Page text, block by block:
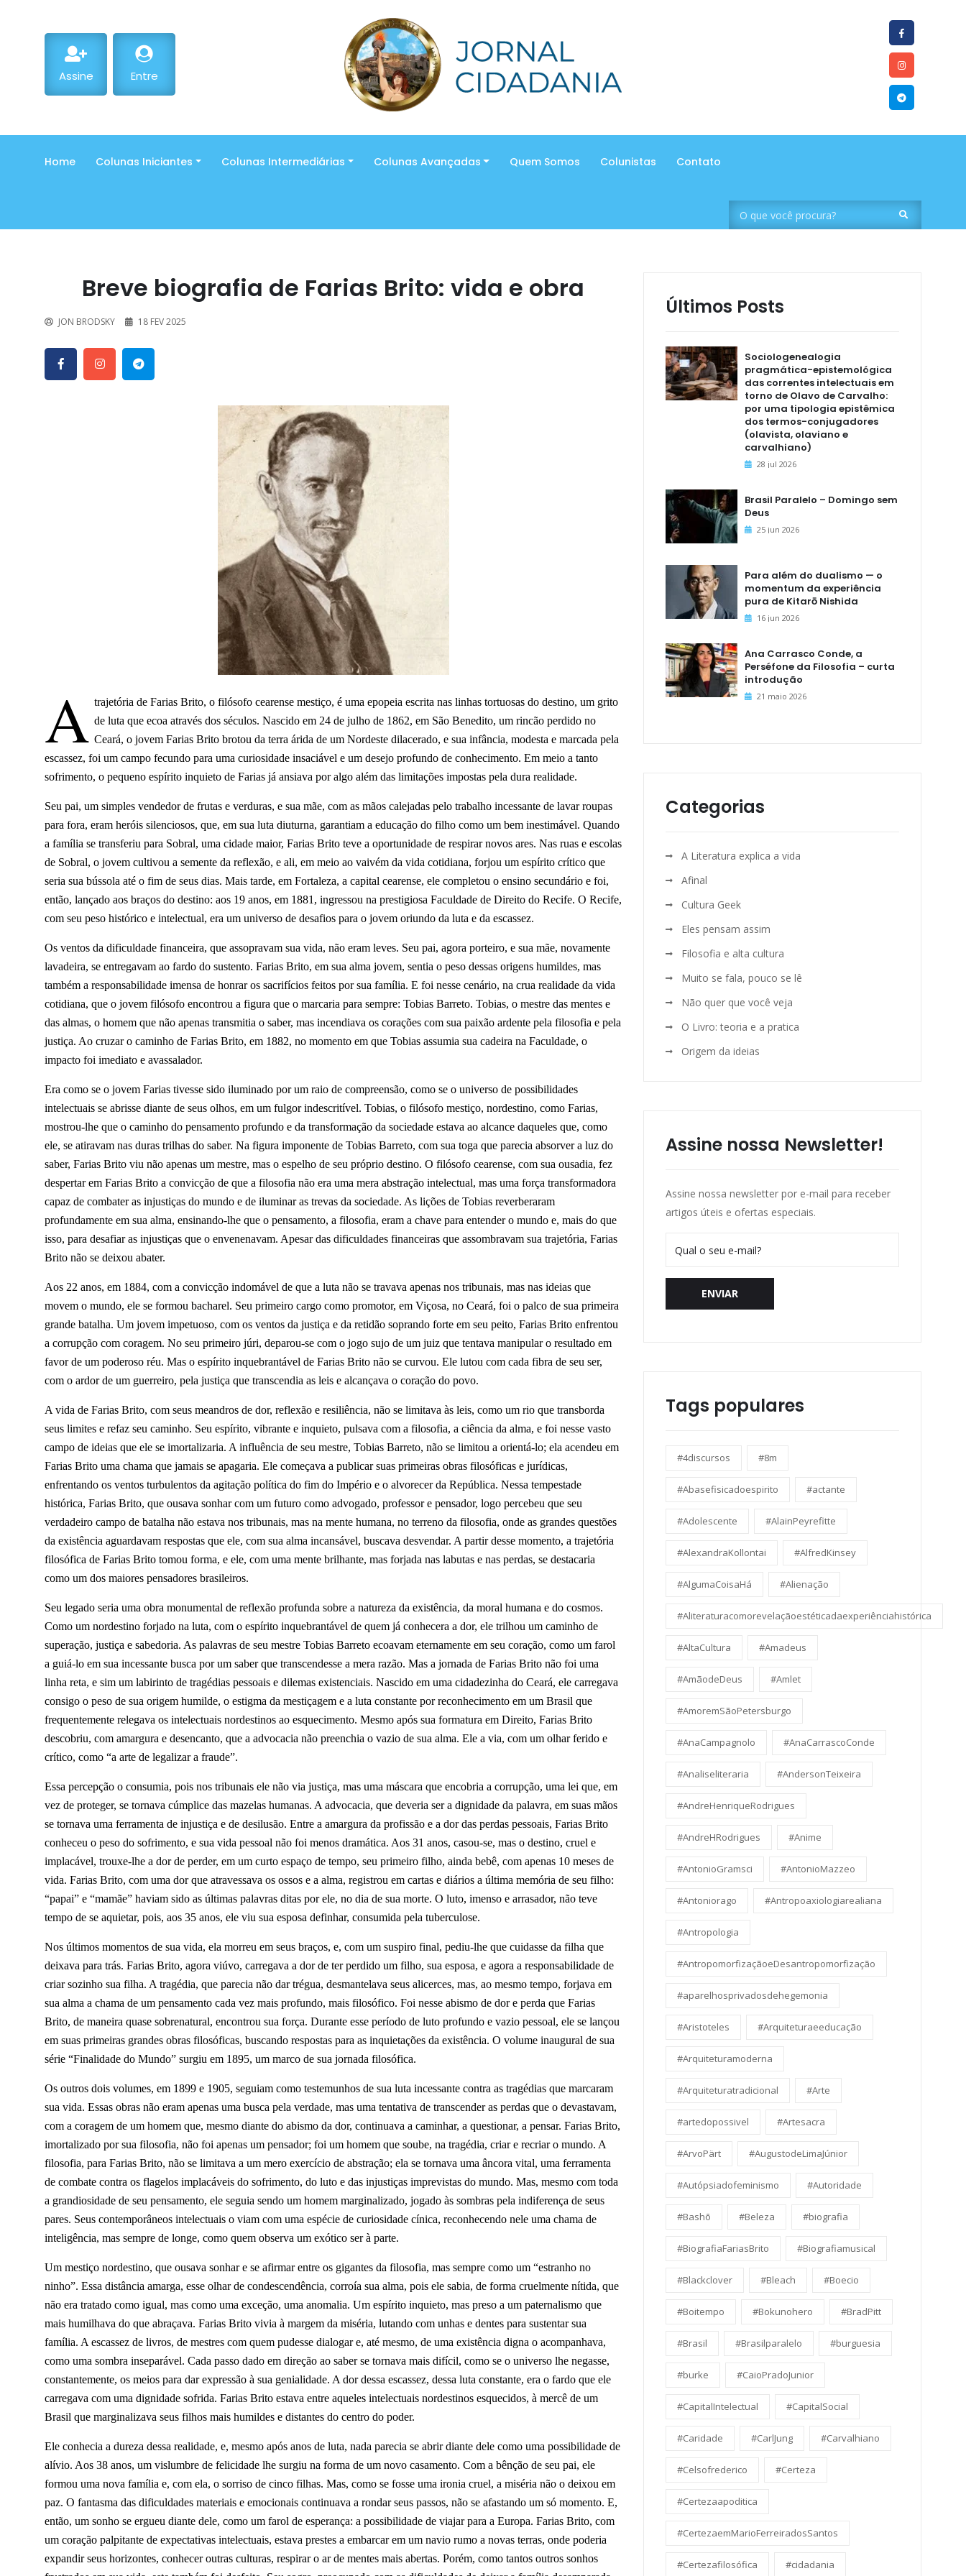
Assine Entre
Home Colunas Iniciantes Colunas Intermediárias Colunas Avançadas Quem Somos Colunistas Contato
Breve biografia de Farias Brito: vida e obra
JON BRODSKY 18 FEV 2025
A trajetória de Farias Brito, o filósofo cearense mestiço, é uma epopeia escrita nas linhas tortuosas do destino, um grito
de luta que ecoa através dos séculos. Nascido em 24 de julho de 1862, em São Benedito, um rincão perdido no
Ceará, o jovem Farias Brito brotou da terra árida de um Nordeste dilacerado, e sua infância, modesta e marcada pela
escassez, foi um campo fecundo para uma curiosidade insaciável e um desejo profundo de conhecimento. Em meio a tanto
sofrimento, o pequeno espírito inquieto de Farias já ansiava por algo além das limitações impostas pela dura realidade.
Seu pai, um simples vendedor de frutas e verduras, e sua mãe, com as mãos calejadas pelo trabalho incessante de lavar roupas
para fora, eram heróis silenciosos, que, em sua luta diuturna, garantiam a educação do filho como um bem inestimável. Quando
a família se transferiu para Sobral, uma cidade maior, Farias Brito teve a oportunidade de respirar novos ares. Nas ruas e escolas
de Sobral, o jovem cultivou a semente da reflexão, e ali, em meio ao vaivém da vida cotidiana, forjou um espírito crítico que
seria sua bússola até o fim de seus dias. Mais tarde, em Fortaleza, a capital cearense, ele completou o ensino secundário e foi,
então, lançado aos braços do destino: aos 19 anos, em 1881, ingressou na prestigiosa Faculdade de Direito do Recife. O Recife,
com seu peso histórico e intelectual, era um universo de desafios para o jovem oriundo da luta e da escassez.
Os ventos da dificuldade financeira, que assopravam sua vida, não eram leves. Seu pai, agora porteiro, e sua mãe, novamente
lavadeira, se entregavam ao fardo do sustento. Farias Brito, em sua alma jovem, sentia o peso dessas origens humildes, mas
também a responsabilidade imensa de honrar os sacrifícios feitos por sua família. E foi nesse cenário, na crua realidade da vida
cotidiana, que o jovem filósofo encontrou a figura que o marcaria para sempre: Tobias Barreto. Tobias, o mestre das mentes e
das almas, o homem que não apenas transmitia o saber, mas incendiava os corações com sua paixão ardente pela filosofia e pela
justiça. Ao cruzar o caminho de Farias Brito, em 1882, no momento em que Tobias assumia sua cadeira na Faculdade, o
impacto foi imediato e avassalador.
Era como se o jovem Farias tivesse sido iluminado por um raio de compreensão, como se o universo de possibilidades
intelectuais se abrisse diante de seus olhos, em um fulgor indescritível. Tobias, o filósofo mestiço, nordestino, como Farias,
mostrou-lhe que o caminho do pensamento profundo e da transformação da sociedade estava ao alcance daqueles que, como
ele, se atiravam nas duras trilhas do saber. Na figura imponente de Tobias Barreto, com sua toga que parecia absorver a luz do
saber, Farias Brito viu não apenas um mestre, mas o espelho de seu próprio destino. O filósofo cearense, com sua ousadia, fez
despertar em Farias Brito a convicção de que a filosofia não era uma mera abstração intelectual, mas uma força transformadora
capaz de combater as injustiças do mundo e de iluminar as trevas da sociedade. As lições de Tobias reverberaram
profundamente em sua alma, ensinando-lhe que o pensamento, a filosofia, eram a chave para entender o mundo e, mais do que
isso, para desafiar as injustiças que o envenenavam. Apesar das dificuldades financeiras que assombravam sua trajetória, Farias
Brito não se deixou abater.
Aos 22 anos, em 1884, com a convicção indomável de que a luta não se travava apenas nos tribunais, mas nas ideias que
movem o mundo, ele se formou bacharel. Seu primeiro cargo como promotor, em Viçosa, no Ceará, foi o palco de sua primeira
grande batalha. Um jovem impetuoso, com os ventos da justiça e da retidão soprando forte em seu peito, Farias Brito enfrentou
a corrupção com coragem. No seu primeiro júri, deparou-se com o jogo sujo de um juiz que tentava manipular o resultado em
favor de um poderoso réu. Mas o espírito inquebrantável de Farias Brito não se curvou. Ele lutou com cada fibra de seu ser,
com o ardor de um guerreiro, pela justiça que transcendia as leis e alcançava o coração do povo.
A vida de Farias Brito, com seus meandros de dor, reflexão e resiliência, não se limitava às leis, como um rio que transborda
seus limites e refaz seu caminho. Seu espírito, vibrante e inquieto, pulsava com a filosofia, a ciência da alma, e foi nesse vasto
campo de ideias que ele se imortalizaria. A influência de seu mestre, Tobias Barreto, não se limitou a orientá-lo; ela acendeu em
Farias Brito uma chama que jamais se apagaria. Ele começava a publicar suas primeiras obras filosóficas e jurídicas,
enfrentando os ventos turbulentos da agitação política do fim do Império e o alvorecer da República. Nessa tempestade
histórica, Farias Brito, que ousava sonhar com um futuro como advogado, professor e pensador, logo percebeu que seu
verdadeiro campo de batalha não estava nos tribunais, mas na mente humana, no terreno da filosofia, onde as grandes questões
da existência aguardavam respostas que ele, com sua alma incansável, buscava desvendar. A partir desse momento, a trajetória
filosófica de Farias Brito tomou forma, e ele, com uma mente brilhante, mas forjada nas labutas e nas perdas, se destacaria
como um dos maiores pensadores brasileiros.
Seu legado seria uma obra monumental de reflexão profunda sobre a natureza da existência, da moral humana e do cosmos.
Como um nordestino forjado na luta, com o espírito inquebrantável de quem já conhecera a dor, ele trilhou um caminho de
superação, justiça e sabedoria. As palavras de seu mestre Tobias Barreto ecoavam eternamente em seu coração, como um farol
a guiá-lo em sua incessante busca por um saber que transcendesse a mera razão. Mas a jornada de Farias Brito não foi uma
linha reta, e sim um labirinto de tragédias pessoais e dilemas existenciais. Nascido em uma cidadezinha do Ceará, ele carregava
consigo o peso de sua origem humilde, o estigma da mestiçagem e a luta constante por reconhecimento em um Brasil que
frequentemente relegava os intelectuais nordestinos ao esquecimento. Mesmo após sua formatura em Direito, Farias Brito
descobriu, com amargura e desencanto, que a advocacia não preenchia o vazio de sua alma. Ele a via, com um olhar ferido e
crítico, como “a arte de legalizar a fraude”.
Essa percepção o consumia, pois nos tribunais ele não via justiça, mas uma máscara que encobria a corrupção, uma lei que, em
vez de proteger, se tornava cúmplice das mazelas humanas. A advocacia, que deveria ser a dignidade da palavra, em suas mãos
se tornava uma ferramenta de injustiça e de desilusão. Entre a amargura da profissão e a dor das perdas pessoais, Farias Brito
conheceu o peso do sofrimento, e sua vida pessoal não foi menos dramática. Aos 31 anos, casou-se, mas o destino, cruel e
implacável, trouxe-lhe a dor de perder, em um curto espaço de tempo, seu primeiro filho, ainda bebê, com apenas 10 meses de
vida. Farias Brito, com uma dor que atravessava os ossos e a alma, registrou em cartas e diários a última memória de seu filho:
“papai” e “mamãe” haviam sido as últimas palavras ditas por ele, no dia de sua morte. O luto, imenso e arrasador, não teve
tempo de se aquietar, pois, aos 35 anos, ele viu sua esposa definhar, consumida pela tuberculose.
Nos últimos momentos de sua vida, ela morreu em seus braços, e, com um suspiro final, pediu-lhe que cuidasse da filha que
deixava para trás. Farias Brito, agora viúvo, carregava a dor de ter perdido um filho, sua esposa, e agora a responsabilidade de
criar sozinho sua filha. A tragédia, que parecia não dar trégua, desmantelava seus alicerces, mas, ao mesmo tempo, forjava em
sua alma a chama de um pensamento cada vez mais profundo, mais filosófico. Foi nesse abismo de dor e perda que Farias
Brito, de maneira quase sobrenatural, encontrou sua força. Durante esse período de luto profundo e vazio pessoal, ele se lançou
em suas primeiras grandes obras filosóficas, buscando respostas para as inquietações da existência. O volume inaugural de sua
série “Finalidade do Mundo” surgiu em 1895, um marco de sua jornada filosófica.
Os outros dois volumes, em 1899 e 1905, seguiam como testemunhos de sua luta incessante contra as tragédias que marcaram
sua vida. Essas obras não eram apenas uma busca pela verdade, mas uma tentativa de transcender as perdas que o devastavam,
com a coragem de um homem que, mesmo diante do abismo da dor, continuava a caminhar, a questionar, a pensar. Farias Brito,
imortalizado por sua filosofia, não foi apenas um pensador; foi um homem que soube, na tragédia, criar e recriar o mundo. A
filosofia, para Farias Brito, não se limitava a um mero exercício de abstração; ela se tornava uma âncora vital, uma ferramenta
de combate contra os flagelos implacáveis do sofrimento, do luto e das injustiças imprevistas do mundo. Mas, mesmo com toda
a grandiosidade de seu pensamento, ele seguia sendo um homem marginalizado, jogado às sombras pela indiferença de seus
pares. Seus contemporâneos intelectuais o viam com uma espécie de curiosidade cínica, reconhecendo nele uma chama de
inteligência, mas sempre de longe, como quem observa um exótico ser à parte.
Um mestiço nordestino, que ousava sonhar e se afirmar entre os gigantes da filosofia, mas sempre como um “estranho no
ninho”. Essa distância amarga, esse olhar de condescendência, corroía sua alma, pois ele sabia, de forma cruelmente nítida, que
não era tratado como igual, mas como uma exceção, uma anomalia. Um espírito inquieto, mas preso a um paternalismo que
mais humilhava do que abraçava. Farias Brito vivia à margem da miséria, lutando com unhas e dentes para sustentar sua
família. A escassez de livros, de mestres com quem pudesse dialogar e, até mesmo, de uma existência digna o acompanhava,
como uma sombra inseparável. Cada passo dado em direção ao saber se tornava mais difícil, como se o universo lhe negasse,
constantemente, os meios para dar expressão à sua genialidade. A dor dessa escassez, dessa luta constante, era o fardo que ele
carregava com uma dignidade sofrida. Farias Brito estava entre aqueles intelectuais nordestinos esquecidos, à mercê de um
Brasil que marginalizava seus filhos mais humildes e distantes do centro do poder.
Ele conhecia a dureza dessa realidade, e, mesmo após anos de luta, nada parecia se abrir diante dele como uma possibilidade de
alívio. Aos 38 anos, um vislumbre de felicidade lhe surgiu na forma de um novo casamento. Com a bênção de seu pai, ele
formou uma nova família e, com ela, o sorriso de cinco filhas. Mas, como se fosse uma ironia cruel, a miséria não o deixou em
paz. O fantasma das dificuldades materiais e emocionais continuava a rondar seus passos, não se afastando um só momento. E,
então, um sonho se ergueu diante dele, como um farol de esperança: a possibilidade de viajar para a Europa. Farias Brito, com
um coração palpitante de expectativas intelectuais, estava prestes a embarcar em um navio rumo a novas terras, onde poderia
expandir seus horizontes, conhecer outras culturas, respirar o ar de mentes mais abertas. Porém, como tantos outros sonhos
Últimos Posts
Sociologenealogia
pragmática-epistemológica
das correntes intelectuais em
torno de Olavo de Carvalho:
por uma tipologia epistêmica
dos termos-conjugadores
(olavista, olaviano e
carvalhiano)
28 jul 2026
Brasil Paralelo – Domingo sem
Deus
25 jun 2026
Para além do dualismo — o
momentum da experiência
pura de Kitarō Nishida
16 jun 2026
Ana Carrasco Conde, a
Perséfone da Filosofia – curta
introdução
21 maio 2026
Categorias
A Literatura explica a vida
Afinal
Cultura Geek
Eles pensam assim
Filosofia e alta cultura
Muito se fala, pouco se lê
Não quer que você veja
O Livro: teoria e a pratica
Origem da ideias
Assine nossa Newsletter!
Assine nossa newsletter por e-mail para receber
artigos úteis e ofertas especiais.
ENVIAR
Tags populares
#4discursos #8m
#Abasefisicadoespirito #actante
#Adolescente #AlainPeyrefitte
#AlexandraKollontai #AlfredKinsey
#AlgumaCoisaHá #Alienação
#Aliteraturacomorevelaçãoestéticadaexperiênciahistórica
#AltaCultura #Amadeus
#AmãodeDeus #Amlet
#AmoremSãoPetersburgo
#AnaCampagnolo #AnaCarrascoConde
#Analiseliteraria #AndersonTeixeira
#AndreHenriqueRodrigues
#AndreHRodrigues #Anime
#AntonioGramsci #AntonioMazzeo
#Antoniorago #Antropoaxiologiarealiana
#Antropologia
#AntropomorfizaçãoeDesantropomorfização
#aparelhosprivadosdehegemonia
#Aristoteles #Arquiteturaeeducação
#Arquiteturamoderna
#Arquiteturatradicional #Arte
#artedopossivel #Artesacra
#ArvoPärt #AugustodeLimaJúnior
#Autópsiadofeminismo #Autoridade
#Bashō #Beleza #biografia
#BiografiaFariasBrito #Biografiamusical
#Blackclover #Bleach #Boecio
#Boitempo #Bokunohero #BradPitt
#Brasil #Brasilparalelo #burguesia
#burke #CaioPradoJunior
#CapitalIntelectual #CapitalSocial
#Caridade #CarlJung #Carvalhiano
#Celsofrederico #Certeza
#Certezaapoditica
#CertezaemMarioFerreiradosSantos
#Certezafilosófica #cidadania